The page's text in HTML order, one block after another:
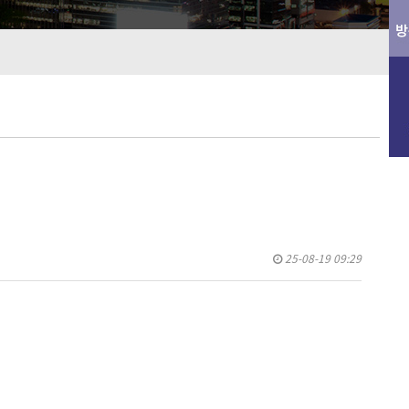
25-08-19 09:29